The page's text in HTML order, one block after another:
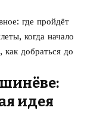
где пройдёт
когда начало
добраться до
идея